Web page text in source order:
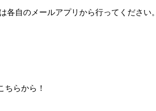
自のメールアプリから行ってください。
らから！